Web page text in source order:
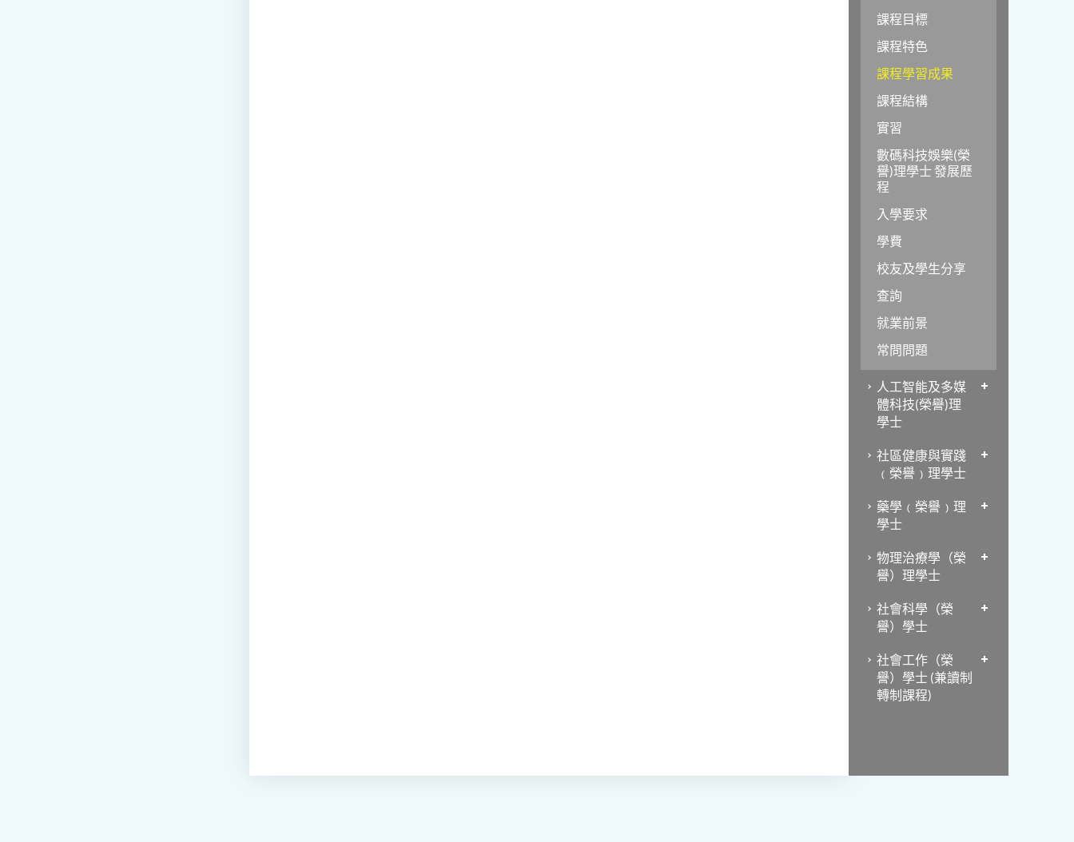
課程目標
課程特色
課程學習成果
課程結構
實習
數碼科技娛樂(榮
譽)理學士 發展歷
程
入學要求
學費
校友及學生分享
查詢
就業前景
常問問題
人工智能及多媒
體科技(榮譽)理
學士
社區健康與實踐
﹙榮譽﹚理學士
藥學﹙榮譽﹚理
學士
物理治療學（榮
譽）理學士
社會科學（榮
譽）學士
社會工作（榮
譽）學士 (兼讀制
轉制課程)